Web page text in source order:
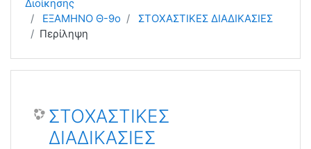
Διοίκησης
ΕΞΑΜΗΝΟ Θ-9ο
ΣΤΟΧΑΣΤΙΚΕΣ ΔΙΑΔΙΚΑΣΙΕΣ
Περίληψη
ΣΤΟΧΑΣΤΙΚΕΣ
ΔΙΑΔΙΚΑΣΙΕΣ